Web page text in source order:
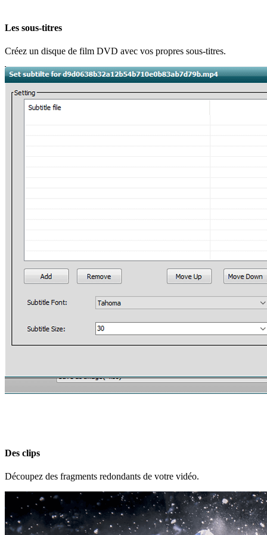
Les sous-titres
Créez un disque de film DVD avec vos propres sous-titres.
Des clips
Découpez des fragments redondants de votre vidéo.